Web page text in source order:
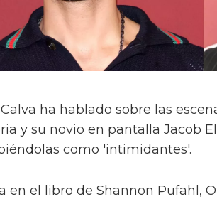
ha hablado sobre las
y su novio en pantalla Jacob
como 'intimidantes'.
en el libro de Shannon Pufahl,